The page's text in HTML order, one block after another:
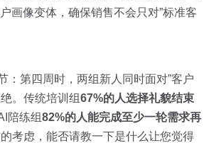
画像变体，确保销售不会只对”标准客
：第四周时，两组新人同时面对”客户
。传统培训组67%的人选择礼貌结束
陪练组82%的人能完成至少一轮需求再
考虑，能否请教一下是什么让您觉得